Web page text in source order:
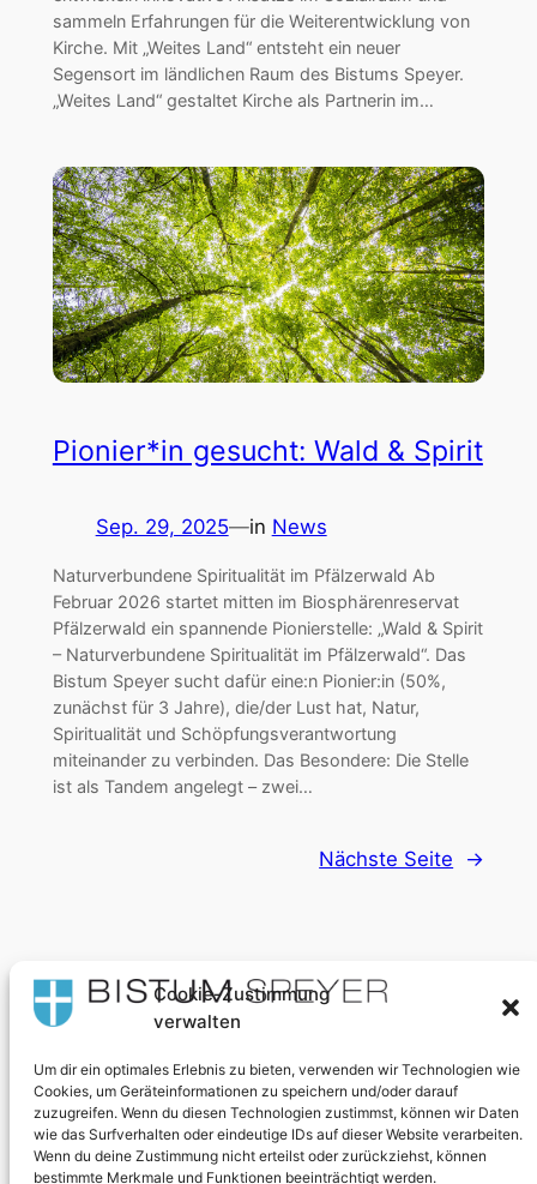
Cookie-Zustimmung
verwalten
Um dir ein optimales Erlebnis zu bieten, verwenden wir Technologien wie
Cookies, um Geräteinformationen zu speichern und/oder darauf
zuzugreifen. Wenn du diesen Technologien zustimmst, können wir Daten
wie das Surfverhalten oder eindeutige IDs auf dieser Website verarbeiten.
Wenn du deine Zustimmung nicht erteilst oder zurückziehst, können
bestimmte Merkmale und Funktionen beeinträchtigt werden.
sammeln Erfahrungen für die Weiterentwicklung von
Kirche. Mit „Weites Land“ entsteht ein neuer
Segensort im ländlichen Raum des Bistums Speyer.
„Weites Land“ gestaltet Kirche als Partnerin im…
Pionier*in gesucht: Wald & Spirit
Sep. 29, 2025—in News
Naturverbundene Spiritualität im Pfälzerwald Ab
Februar 2026 startet mitten im Biosphärenreservat
Pfälzerwald ein spannende Pionierstelle: „Wald & Spirit
– Naturverbundene Spiritualität im Pfälzerwald“. Das
Bistum Speyer sucht dafür eine:n Pionier:in (50%,
zunächst für 3 Jahre), die/der Lust hat, Natur,
Spiritualität und Schöpfungsverantwortung
miteinander zu verbinden. Das Besondere: Die Stelle
ist als Tandem angelegt – zwei…
Nächste Seite →
Wir gestalten Segensorte
Über uns
Team
Unsere Mission
Newsletter
Datenschutz
Datenschutzerklärung
Impressum
Kontaktiere uns